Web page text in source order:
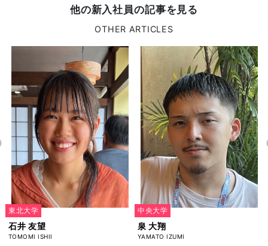
他の新入社員の記事を見る
OTHER ARTICLES
東北大学
石井 友望
TOMOMI ISHII
中央大学
泉 大翔
YAMATO IZUMI